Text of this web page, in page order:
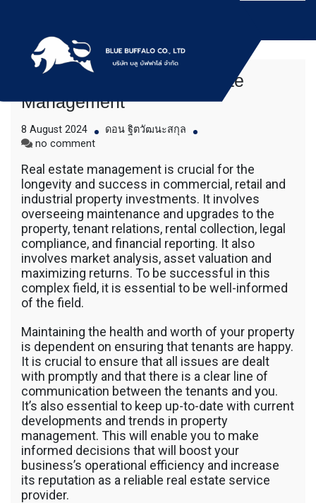
Bluebuffalo บลูบัฟฟา
โล่ ให้บริการเช่า
เครื่องจักร อย่างมือ
อาชีพ
บริการให้เช่าเครื่องจักร สำหรับใช้งานทั่วไป
โดยเครื่องจักรที่นำมาบริการเป็นเครื่องจักรรุ่น
ใหม่ ทันสมัย ทำงานรวดเร็ว ได้ผลงานที่คุ้มค่า
ราคายุติธรรม ขุดดิน ตักหิน ตักทราย ตัก
แร่ ตักสินค้าต่างๆ ขนย้ายเครื่องจักร โดยรถ
เทลเลอร์ รถพื้นเรียบชานต่ำ (Low bed) ขนส่ง
สินค้า โดยรถพ่วงดั๊มพ์ จำหน่ายดิน หิน ทราย
รับเหมาถมที่ รถตัก CAT 950 รถตัก Komatsu
WA 380 WA 320 WA 200 รถตัก Hitachi ZW
220 ZW 180 แบ็คโฮ CAT 320 CAT 312 แบ็ค
โฮ Komatsu PC 200 LC บูมยาว PC 200 PC
120 แบ็คโฮ Kobelco SK 210 บูมยาว SK 200
SK 140ขุดดิน ตักหิน ตักทราย ตักถ่านหิน
ตักกะลาปาร์ม ตักไม้สับ ตักวู๊ดชิป ตักแร่ ตัก
สินค้าต่างๆ ขนย้ายเครื่องจักร โดยรถเทลเลอร์
รถพื้นเรียบชานต่ำ (Low bed) ขนส่งสินค้า โดย
รถพ่วงดั๊มพ์ จำหน่ายดิน หิน ทราย รับเหมาถม
ที่ รถตัก CAT 950 รถตัก Komatsu WA 380 WA
320 WA 200 รถตัก Hitachi ZW 220 ZW 180
แบ็คโฮ CAT 320 CAT 312 แบ็คโฮ Komatsu
PC 200 LC บูมยาว PC 200 PC 120 แบ็คโฮ
Kobelco SK 210 บูมยาว SK 200 SK 140
The Nuances of Real Estate
Management
8 August 2024
ดอน ฐิตวัฒนะสกุล
no commenton
Nuances
of
Real
Estate
Management
Real estate management is crucial for the
longevity and success in commercial, retail and
industrial property investments. It involves
overseeing maintenance and upgrades to the
property, tenant relations, rental collection, legal
compliance, and financial reporting. It also
involves market analysis, asset valuation and
maximizing returns. To be successful in this
complex field, it is essential to be well-informed
of the field.
Maintaining the health and worth of your property
is dependent on ensuring that tenants are happy.
It is crucial to ensure that all issues are dealt
with promptly and that there is a clear line of
communication between the tenants and you.
It’s also essential to keep up-to-date with current
developments and trends in property
management. This will enable you to make
informed decisions that will boost your
business’s operational efficiency and increase
its reputation as a reliable real estate service
provider.